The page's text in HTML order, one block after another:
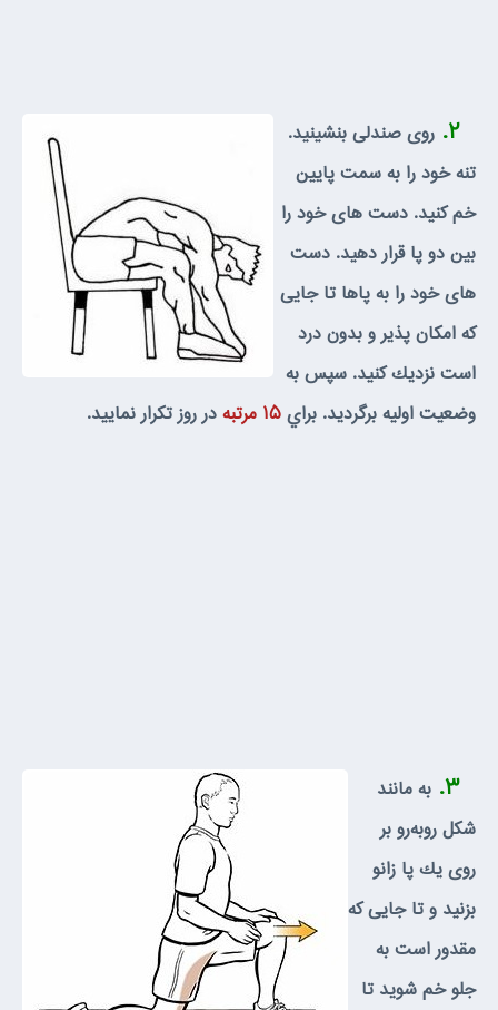
۲. روى صندلى بنشينيد.
تنه خود را به سمت پايين
خم كنيد. دست هاى خود را
بين دو پا قرار دهيد. دست
هاى خود را به پاها تا جايى
كه امكان پذير و بدون درد
است نزديك كنيد. سپس به
وضعيت اوليه برگرديد. براي۱۵ مرتبه در روز تكرار نماييد.
به مانند
شكل روبه‌رو بر
روى يك پا زانو
بزنيد و تا جايى كه
مقدور است به
جلو خم شويد تا